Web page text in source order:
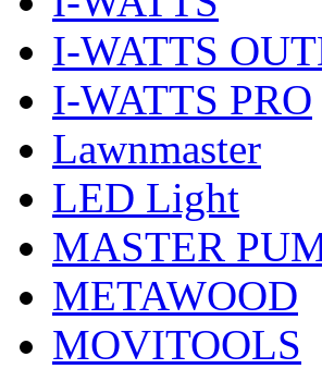
I-WATTS
I-WATTS PRO
Lawnmaster
LED Light
MASTER
METAWOOD
MOVITOOLS